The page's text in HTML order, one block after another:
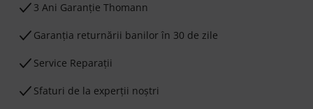
3 Ani Garanție Thomann
Garanţia returnării banilor în 30 de zile
Service Reparații
Sfaturi de la experții noștri